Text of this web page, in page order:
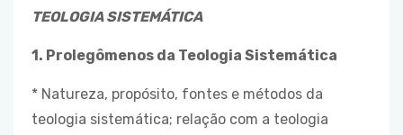
TEOLOGIA SISTEMÁTICA
1. Prolegômenos da Teologia Sistemática
* Natureza, propósito, fontes e métodos da
teologia sistemática; relação com a teologia